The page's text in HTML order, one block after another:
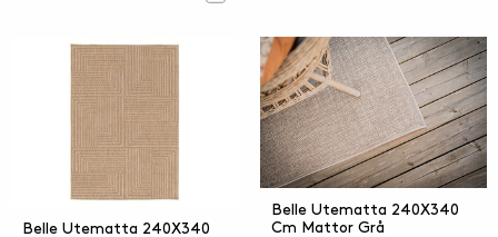
Belle Utematta 240X340
Belle Utematta 240X340
Cm Mattor Grå